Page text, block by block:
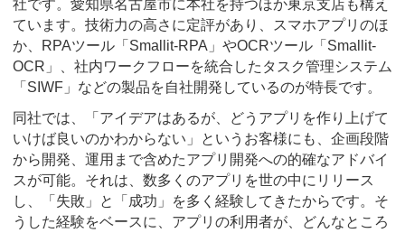
社です。愛知県名古屋市に本社を持つほか東京支店も構え
ています。技術力の高さに定評があり、スマホアプリのほ
か、RPAツール「Smallit-RPA」やOCRツール「Smallit-
OCR」、社内ワークフローを統合したタスク管理システム
「SIWF」などの製品を自社開発しているのが特長です。
同社では、「アイデアはあるが、どうアプリを作り上げて
いけば良いのかわからない」というお客様にも、企画段階
から開発、運用まで含めたアプリ開発への的確なアドバイ
スが可能。それは、数多くのアプリを世の中にリリース
し、「失敗」と「成功」を多く経験してきたからです。そ
うした経験をベースに、アプリの利用者が、どんなところ